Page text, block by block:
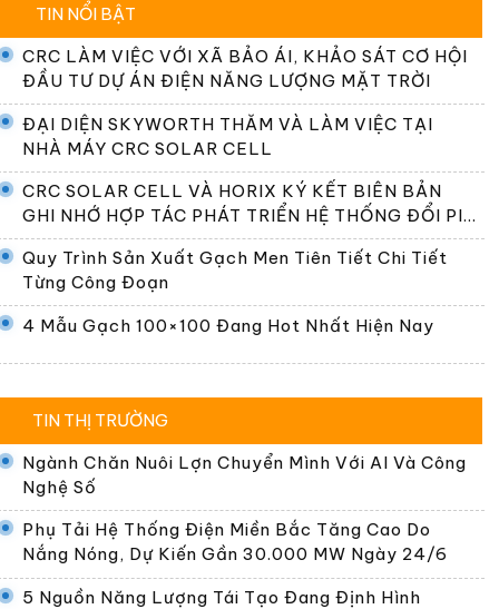
TIN NỔI BẬT
CRC LÀM VIỆC VỚI XÃ BẢO ÁI, KHẢO SÁT CƠ HỘI
ĐẦU TƯ DỰ ÁN ĐIỆN NĂNG LƯỢNG MẶT TRỜI
ĐẠI DIỆN SKYWORTH THĂM VÀ LÀM VIỆC TẠI
NHÀ MÁY CRC SOLAR CELL
CRC SOLAR CELL VÀ HORIX KÝ KẾT BIÊN BẢN
GHI NHỚ HỢP TÁC PHÁT TRIỂN HỆ THỐNG ĐỔI PIN
TẠI VIỆT NAM
Quy Trình Sản Xuất Gạch Men Tiên Tiết Chi Tiết
Từng Công Đoạn
4 Mẫu Gạch 100×100 Đang Hot Nhất Hiện Nay
TIN THỊ TRƯỜNG
Ngành Chăn Nuôi Lợn Chuyển Mình Với AI Và Công
Nghệ Số
Phụ Tải Hệ Thống Điện Miền Bắc Tăng Cao Do
Nắng Nóng, Dự Kiến Gần 30.000 MW Ngày 24/6
5 Nguồn Năng Lượng Tái Tạo Đang Định Hình